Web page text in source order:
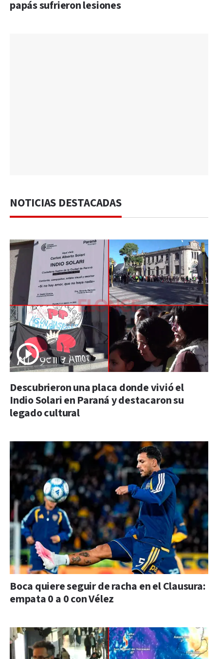
papás sufrieron lesiones
NOTICIAS DESTACADAS
Descubrieron una placa donde vivió el
Indio Solari en Paraná y destacaron su
legado cultural
Boca quiere seguir de racha en el Clausura:
empata 0 a 0 con Vélez